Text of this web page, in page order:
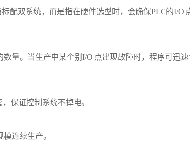
配双系统，而是指在硬件选型时，会确保PLC的I/O
量。当生产中某个别 I/O 点出现故障时，程序可迅
保证控制系统不掉电。
连续生产。